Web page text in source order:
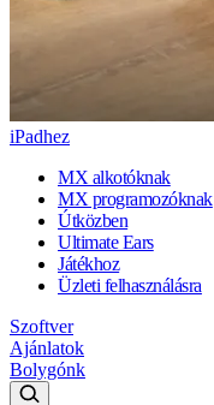
iPadhez
MX alkotóknak
MX programozóknak
Útközben
Ultimate Ears
Játékhoz
Üzleti felhasználásra
Szoftver
Ajánlatok
Bolygónk